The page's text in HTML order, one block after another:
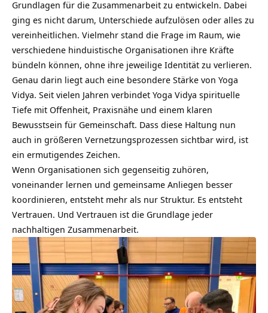
Grundlagen für die Zusammenarbeit zu entwickeln. Dabei
ging es nicht darum, Unterschiede aufzulösen oder alles zu
vereinheitlichen. Vielmehr stand die Frage im Raum, wie
verschiedene hinduistische Organisationen ihre Kräfte
bündeln können, ohne ihre jeweilige Identität zu verlieren.
Genau darin liegt auch eine besondere Stärke von Yoga
Vidya. Seit vielen Jahren verbindet Yoga Vidya spirituelle
Tiefe mit Offenheit, Praxisnähe und einem klaren
Bewusstsein für Gemeinschaft. Dass diese Haltung nun
auch in größeren Vernetzungsprozessen sichtbar wird, ist
ein ermutigendes Zeichen.
Wenn Organisationen sich gegenseitig zuhören,
voneinander lernen und gemeinsame Anliegen besser
koordinieren, entsteht mehr als nur Struktur. Es entsteht
Vertrauen. Und Vertrauen ist die Grundlage jeder
nachhaltigen Zusammenarbeit.